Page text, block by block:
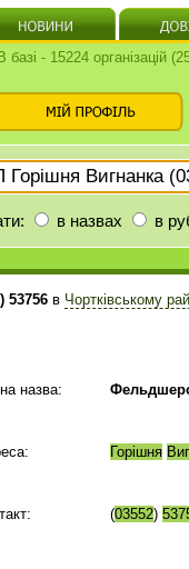
В базі - 15224 організацій
в назвах в
53756 в Чортківському
назва:
Горішня
(03552)